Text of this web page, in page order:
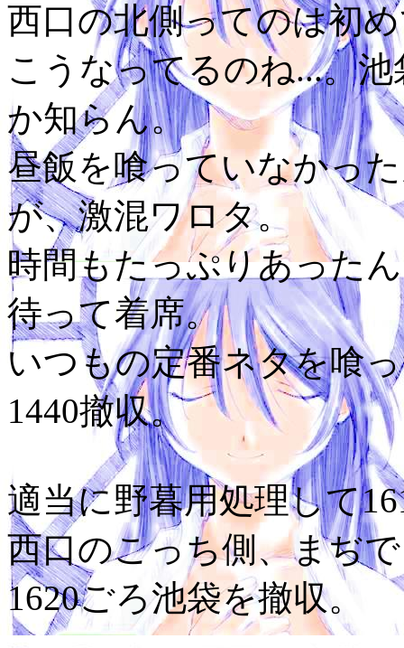
西口の北側ってのは初
こうなってるのね...。
か知らん。
昼飯を喰っていなかっ
が、激混ワロタ。
時間もたっぷりあった
待って着席。
いつもの定番ネタを喰
1440撤収。
適当に野暮用処理して
西口のこっち側、まぢ
1620ごろ池袋を撤収。